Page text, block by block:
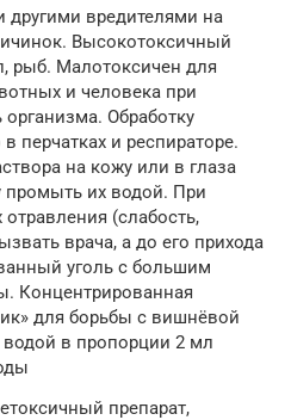
вредителями на
Высокотоксичный
рыб. Малотоксичен для
и человека при
Обработку
перчатках и респираторе.
на кожу или в глаза
промыть их водой. При
(слабость,
врача, а до его прихода
уголь с большим
Концентрированная
для борьбы с вишнёвой
водой в пропорции 2 мл
препарат,